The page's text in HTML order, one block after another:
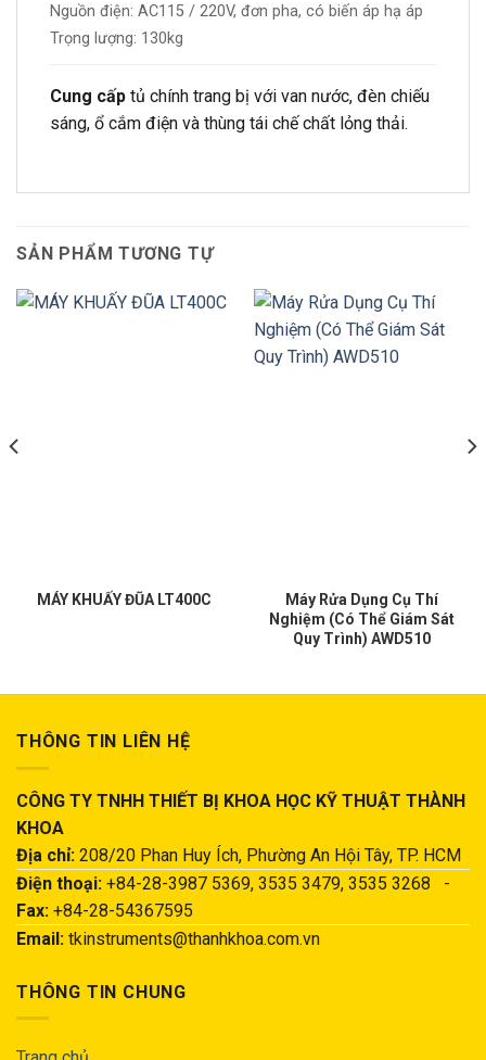
Nguồn điện: AC115 / 220V, đơn pha, có biến áp hạ áp
Trọng lượng: 130kg
Cung cấp tủ chính trang bị với van nước, đèn chiếu
sáng, ổ cắm điện và thùng tái chế chất lỏng thải.
SẢN PHẨM TƯƠNG TỰ
MÁY KHUẤY ĐŨA LT400C
Máy Rửa Dụng Cụ Thí
Nghiệm (Có Thể Giám Sát
Quy Trình) AWD510
THÔNG TIN LIÊN HỆ
CÔNG TY TNHH THIẾT BỊ KHOA HỌC KỸ THUẬT THÀNH
KHOA
Địa chỉ: 208/20 Phan Huy Ích, Phường An Hội Tây, TP. HCM
Điện thoại: +84-28-3987 5369, 3535 3479, 3535 3268 -
Fax: +84-28-54367595
Email: tkinstruments@thanhkhoa.com.vn
THÔNG TIN CHUNG